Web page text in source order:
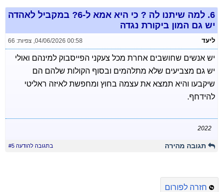
6.
למה שיתנו לה ? כי היא אמא ל-6? במקביל לאהדה
יש גם המון ביקורת נגדה
ליעד 04/06/2026 00:58
, צפיות: 66
יש אנשים שחושבים אחרת מכל צעקני הפייסבוק למינהם ואולי
יש גם מצביעים שלא מתלהמים ובסוף הקולות שלהם הם
שיקבעו והיא תמצא את עצמה בחוץ ומחפשת לאיזה ראליטי
להידחף.
2022
תגובה מהירה בתגובה להודעה #5
חזרה לפורום